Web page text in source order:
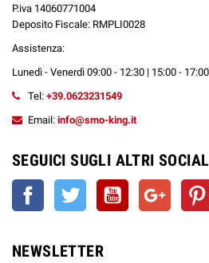
P.iva 14060771004
Deposito Fiscale: RMPLI0028
Assistenza:
Lunedì - Venerdì 09:00 - 12:30 | 15:00 - 17:00
Tel: +39.0623231549
Email: info@smo-king.it
SEGUICI SUGLI ALTRI SOCIAL
Facebook Twitter YouTube Google+
NEWSLETTER